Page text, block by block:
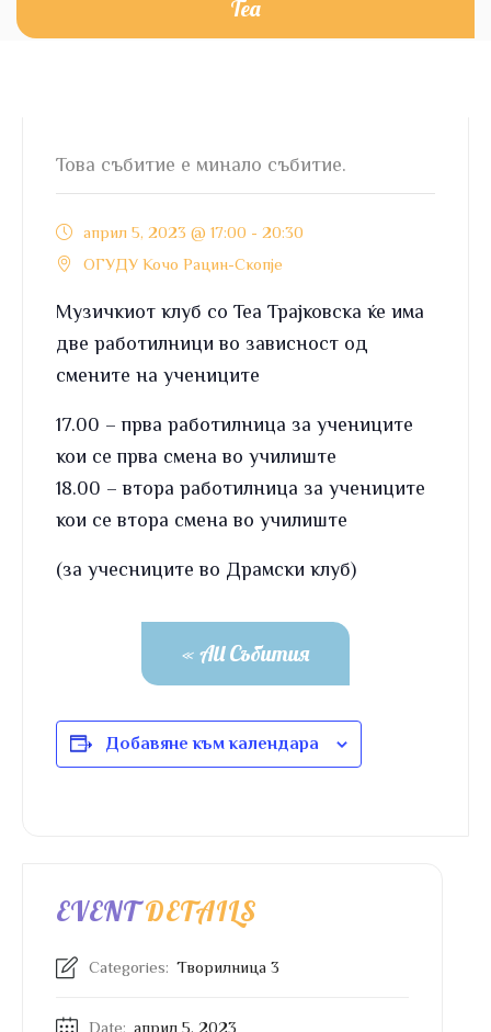
Теа
Това събитие е минало събитие.
април 5, 2023 @ 17:00 - 20:30
ОГУДУ Кочо Рацин-Скопје
Музичкиот клуб со Теа Трајковска ќе има
две работилници во зависност од
смените на учениците
17.00 – прва работилница за учениците
кои се прва смена во училиште
18.00 – втора работилница за учениците
кои се втора смена во училиште
(за учесниците во Драмски клуб)
« All Събития
Добавяне към календара
EVENTDETAILS
Categories: Творилница 3
Date: април 5, 2023